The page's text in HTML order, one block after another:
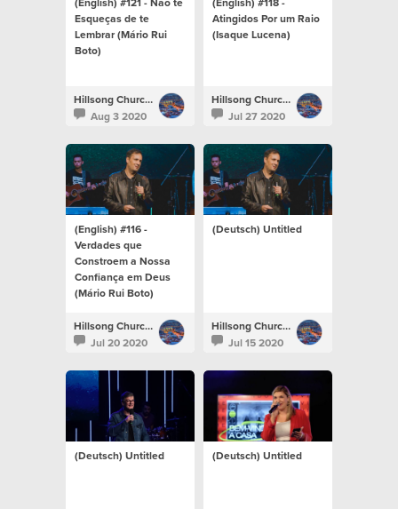
Esqueças de te
Lembrar (Mário Rui
Boto)
Hillsong Church Portugal
Aug 3 2020
Atingidos Por um Raio
(Isaque Lucena)
Hillsong Church Portugal
Jul 27 2020
(English) #116 -
Verdades que
Constroem a Nossa
Confiança em Deus
(Mário Rui Boto)
Hillsong Church Portugal
Jul 20 2020
(Deutsch) Untitled
Hillsong Church Portugal
Jul 15 2020
(Deutsch) Untitled (Deutsch) Untitled